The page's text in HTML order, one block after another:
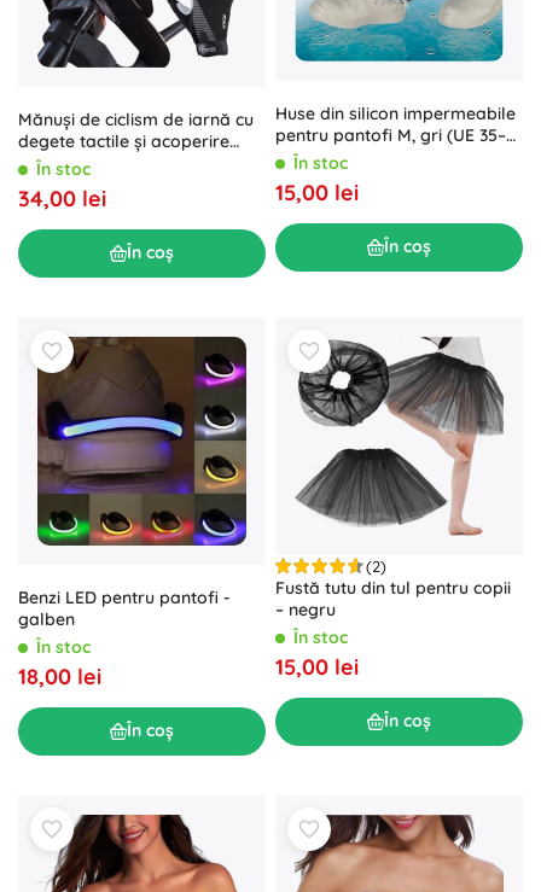
Mănuși de ciclism de iarnă cu
degete tactile și acoperire
completă a degetelor
În stoc
34,00 lei
În coș
Huse din silicon impermeabile
pentru pantofi M, gri (UE 35–
38)În stoc
15,00 lei
În coș
Benzi LED pentru pantofi -
galben
În stoc
18,00 lei
În coș
(2)
Fustă tutu din tul pentru copii
– negru
În stoc
15,00 lei
În coș